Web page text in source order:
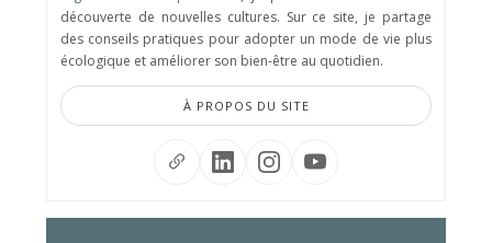
découverte de nouvelles cultures. Sur ce site, je partage
des conseils pratiques pour adopter un mode de vie plus
écologique et améliorer son bien-être au quotidien.
À PROPOS DU SITE